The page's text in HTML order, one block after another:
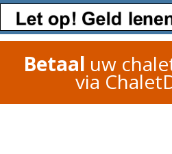
Betaal uw
via